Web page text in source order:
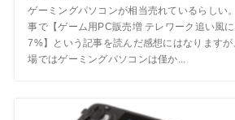
ゲーミングパソコンが相当売れているらしい
事で【ゲーム用PC販売増 テレワーク追い風
7%】という記事を読んだ感想にはなります
場ではゲーミングパソコンは僅か...